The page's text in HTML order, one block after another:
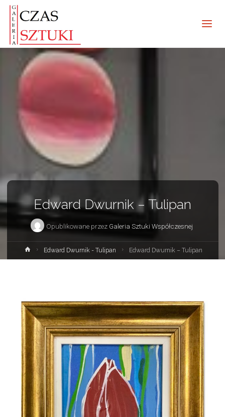
Edward Dwurnik – Tulipan
Opublikowane przez Galeria Sztuki Współczesnej
Strona
główna
Edward Dwurnik - Tulipan Edward Dwurnik – Tulipan